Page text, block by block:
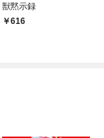
獣黙示録
616